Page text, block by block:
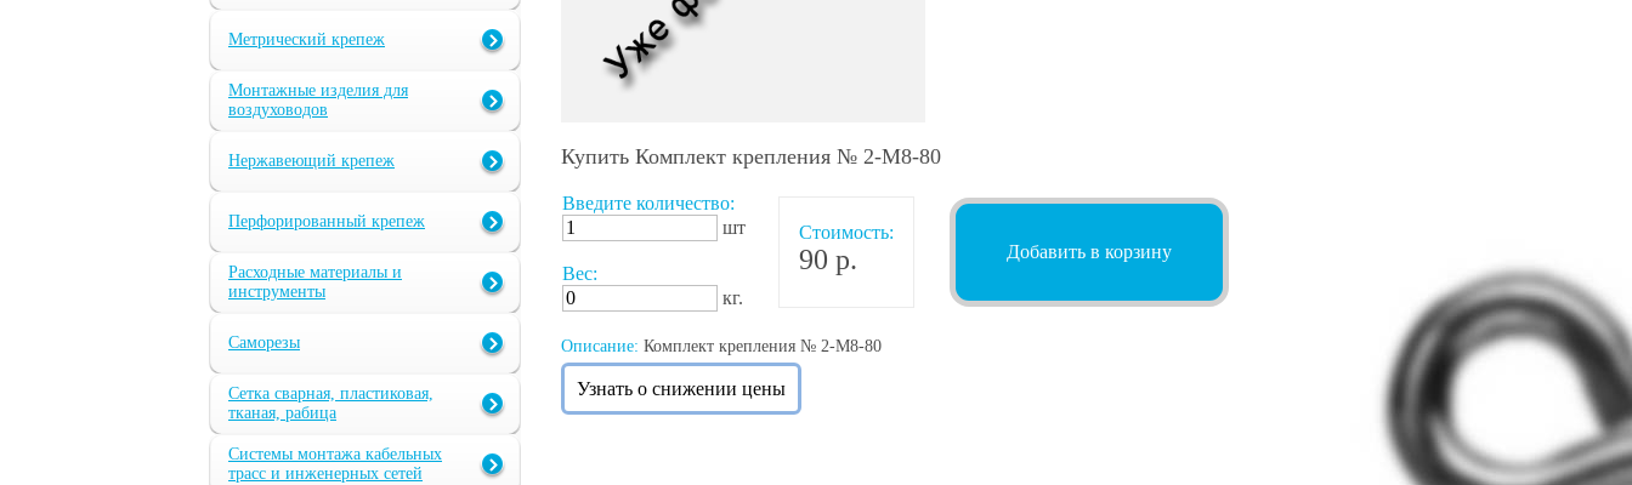
Метрический крепеж
Монтажные изделия для
воздуховодов
Нержавеющий крепеж
Перфорированный крепеж
Расходные материалы и
инструменты
Саморезы
Сетка сварная, пластиковая,
тканая, рабица
Системы монтажа кабельных
трасс и инженерных сетей
Купить Комплект крепления № 2-М8-80
Введите количество:
шт
Вес:
кг.
Стоимость:
90 р. Добавить в корзину
Описание: Комплект крепления № 2-М8-80
Узнать о снижении цены